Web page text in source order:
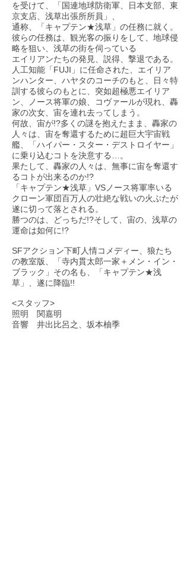
を受けて、「国連地球防衛軍、日本支部、東
京支店、浅草出張所所員」、
通称、「キャプテン★浅草」の任務に就く。
彼らの任務は、観光客の振りをして、地球侵
略を狙い、浅草の街を伺っている
エイリアンたちの発見、説得、撃退である。
人工知能「FUJI」に任命された、エイリア
ンハンター、ハヤタのコーチのもと、日々特
訓する彼らのもとに、突如超極悪エイリア
ン、ノース将軍の娘、コヴァールが現れ、轟
家の次女、宙を連れ去ってしまう。
何故、宙が!?多くの謎を抱えたまま、轟家の
人々は、宙を奪還するために超巨大宇宙戦
艦、「ハイパー・スター・デストロイヤー」
に乗り込むコトを決意する…。
果たして、轟家の人々は、無事に宙を奪還す
るコトが出来るのか!?
「キャプテン★浅草」VSノース将軍率いる
クローン軍団百万人の壮絶な戦いの火ぶたが
遂に切って落とされる。
勝つのは、どっちだ!?そして、宙の、浅草の
運命は如何に!?
SFアクション下町人情コメディー、狼たち
の教室版、「寺内貫太郎一家＋メン・イン・
ブラック」その名も、「キャプテン★浅
草」、遂に降臨!!
<スタッフ>
照明 関嘉明
音響 井出比呂之、坂本柚季